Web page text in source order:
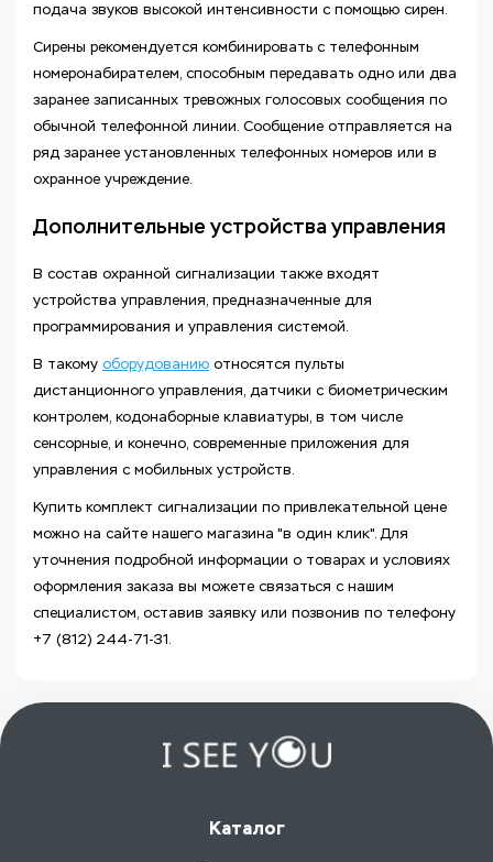
подача звуков высокой интенсивности с помощью сирен.
Сирены рекомендуется комбинировать с телефонным
номеронабирателем, способным передавать одно или два
заранее записанных тревожных голосовых сообщения по
обычной телефонной линии. Сообщение отправляется на
ряд заранее установленных телефонных номеров или в
охранное учреждение.
Дополнительные устройства управления
В состав охранной сигнализации также входят
устройства управления, предназначенные для
программирования и управления системой.
В такому оборудованию относятся пульты
дистанционного управления, датчики с биометрическим
контролем, кодонаборные клавиатуры, в том числе
сенсорные, и конечно, современные приложения для
управления с мобильных устройств.
Купить комплект сигнализации по привлекательной цене
можно на сайте нашего магазина "в один клик". Для
уточнения подробной информации о товарах и условиях
оформления заказа вы можете связаться с нашим
специалистом, оставив заявку или позвонив по телефону
+7 (812) 244-71-31.
Каталог